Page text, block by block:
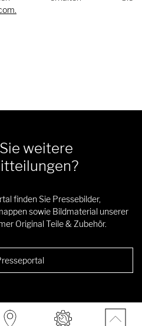
.
weitere
finden Sie Pressebilder,
sowie Bildmaterial unserer
Original Teile & Zubehör.